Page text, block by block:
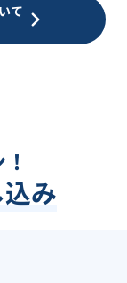
て
込み